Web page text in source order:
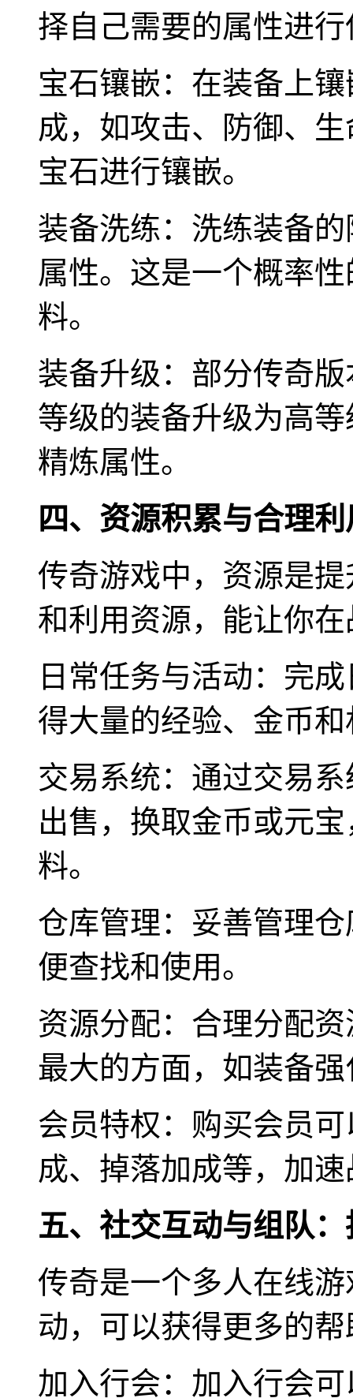
择自己需要的属性进
宝石镶嵌：在装备上
成，如攻击、防御、
宝石进行镶嵌。
装备洗练：洗练装备
属性。这是一个概率
料。
装备升级：部分传奇
等级的装备升级为高
精炼属性。
四、资源积累与合理
传奇游戏中，资源是
和利用资源，能让你
日常任务与活动：完
得大量的经验、金币
交易系统：通过交易
出售，换取金币或元
料。
仓库管理：妥善管理
便查找和使用。
资源分配：合理分配
最大的方面，如装备
会员特权：购买会员
成、掉落加成等，加
五、社交互动与组队
传奇是一个多人在线
动，可以获得更多的
加入行会：加入行会